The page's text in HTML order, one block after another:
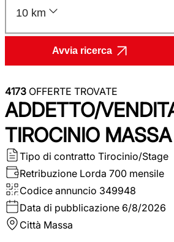
10 km
Avvia ricerca
4173 OFFERTE TROVATE
ADDETTO/
TIROCINIO MASSA
Tipo di contratto Tirocinio/Stage
Retribuzione Lorda 700 mensile
Codice annuncio 349948
Data di pubblicazione 6/8/2026
Città Massa